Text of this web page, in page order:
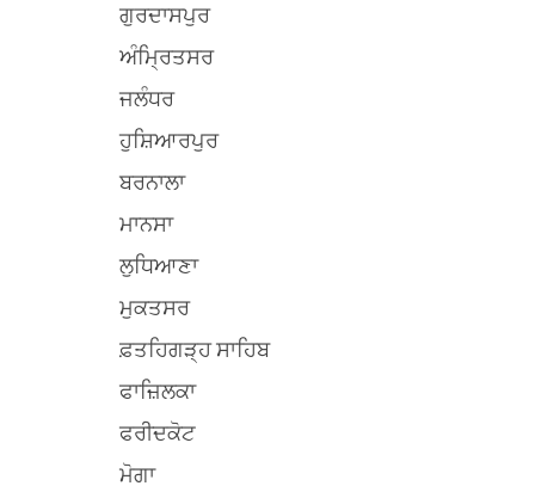
ਗੁਰਦਾਸਪੁਰ
ਅੰਮ੍ਰਿਤਸਰ
ਜਲੰਧਰ
ਹੁਸ਼ਿਆਰਪੁਰ
ਬਰਨਾਲਾ
ਮਾਨਸਾ
ਲੁਧਿਆਣਾ
ਮੁਕਤਸਰ
ਫ਼ਤਹਿਗੜ੍ਹ ਸਾਹਿਬ
ਫਾਜ਼ਿਲਕਾ
ਫਰੀਦਕੋਟ
ਮੋਗਾ